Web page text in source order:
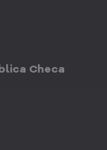
Checa